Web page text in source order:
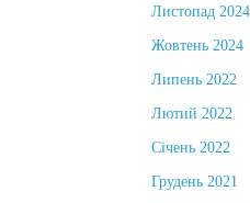
Листопад 2024
Жовтень 2024
Липень 2022
Лютий 2022
Січень 2022
Грудень 2021